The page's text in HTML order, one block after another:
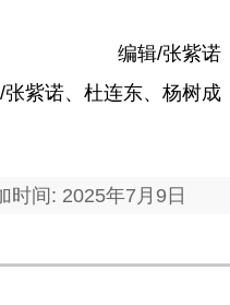
编辑/张紫诺
张紫诺、杜连东、杨树成
时间: 2025年7月9日